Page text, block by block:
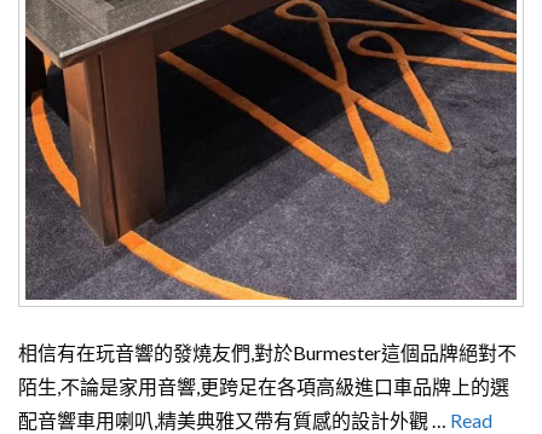
相信有在玩音響的發燒友們,對於Burmester這個品牌絕對不
陌生,不論是家用音響,更跨足在各項高級進口車品牌上的選
配音響車用喇叭,精美典雅又帶有質感的設計外觀 … Read